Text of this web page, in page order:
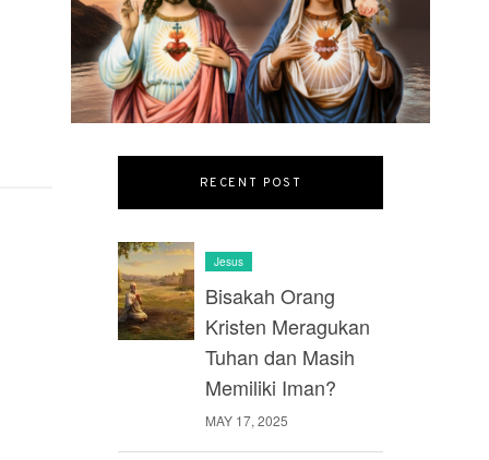
RECENT POST
Jesus
Bisakah Orang
Kristen Meragukan
Tuhan dan Masih
Memiliki Iman?
MAY 17, 2025